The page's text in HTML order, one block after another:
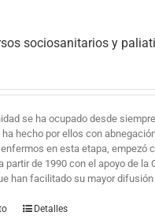
sociosanitarios y
se ha ocupado desde
hecho por ellos con
en esta etapa, empezó
partir de 1990 con el apoyo de
han facilitado su mayor difusión
Detalles